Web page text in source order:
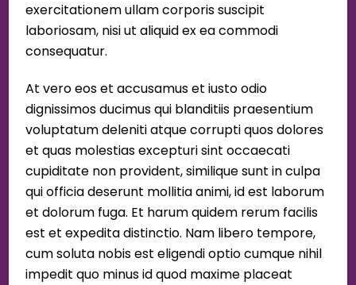
exercitationem ullam corporis suscipit
laboriosam, nisi ut aliquid ex ea commodi
consequatur.
At vero eos et accusamus et iusto odio
dignissimos ducimus qui blanditiis praesentium
voluptatum deleniti atque corrupti quos dolores
et quas molestias excepturi sint occaecati
cupiditate non provident, similique sunt in culpa
qui officia deserunt mollitia animi, id est laborum
et dolorum fuga. Et harum quidem rerum facilis
est et expedita distinctio. Nam libero tempore,
cum soluta nobis est eligendi optio cumque nihil
impedit quo minus id quod maxime placeat